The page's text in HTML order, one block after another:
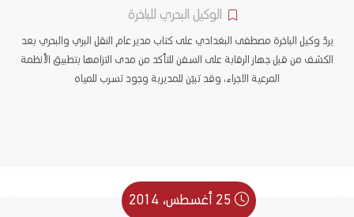
الوكيل البحري للباخرة
يردّ وكيل الباخرة مصطفى البغدادي على كتاب مدير عام النقل البري والبحري بعد
الكشف من قبل جهاز الرقابة على السفن للتأكد من مدى التزامها بتطبيق الأنظمة
المرعية الاجراء، وقد تبيّن للمديرية وجود تسرب للمياه
25 أغسطس، 2014